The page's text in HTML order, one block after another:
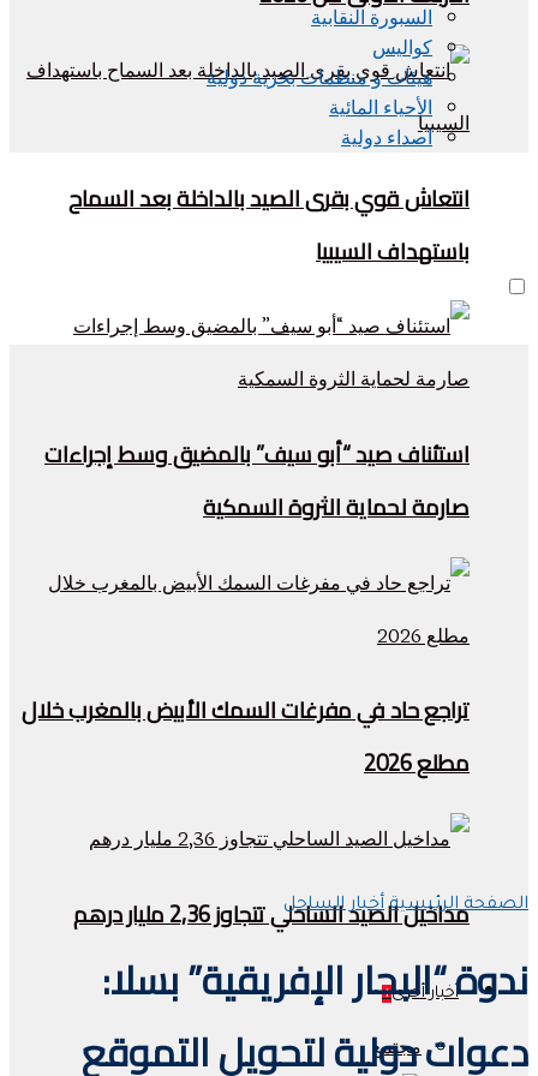
انتعاش قوي بقرى الصيد بالداخلة بعد السماح
باستهداف السيبيا
استئناف صيد “أبو سيف” بالمضيق وسط إجراءات
صارمة لحماية الثروة السمكية
تراجع حاد في مفرغات السمك الأبيض بالمغرب خلال
مطلع 2026
مداخيل الصيد الساحلي تتجاوز 2,36 مليار درهم
أخبار أخرى+
مجتمع
السبورة النقابية
كواليس
هيئات و منظمات بحرية دولية
الأحياء المائية
اصداء دولية
الصفحة الرئيسية أخبار الساحل
ندوة “البحار الإفريقية” بسلا:
دعوات دولية لتحويل التموقع